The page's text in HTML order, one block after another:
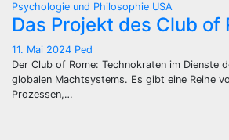
Psychologie und Philosophie USA
Das Projekt des Club of
11. Mai 2024 Ped
Der Club of Rome: Technokraten im Dienste
globalen Machtsystems. Es gibt eine Reihe
Prozessen,…